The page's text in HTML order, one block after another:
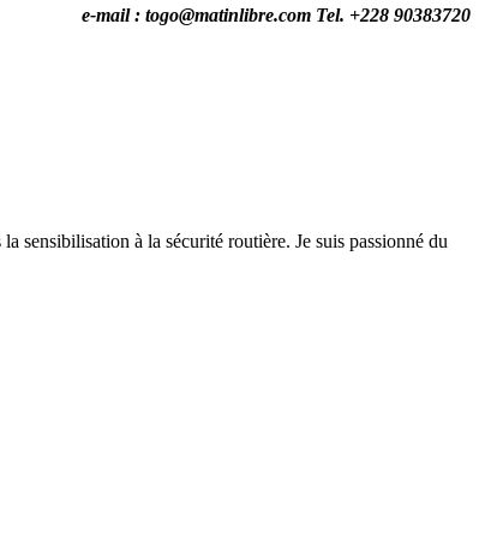
e-mail : togo@matinlibre.com Tel. +228 90383720
sensibilisation à la sécurité routière. Je suis passionné du